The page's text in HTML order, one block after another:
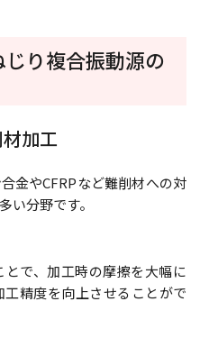
り複合振動源の
加工
金やCFRPなど難削材への対
い分野です。
で、加工時の摩擦を大幅に
精度を向上させることがで